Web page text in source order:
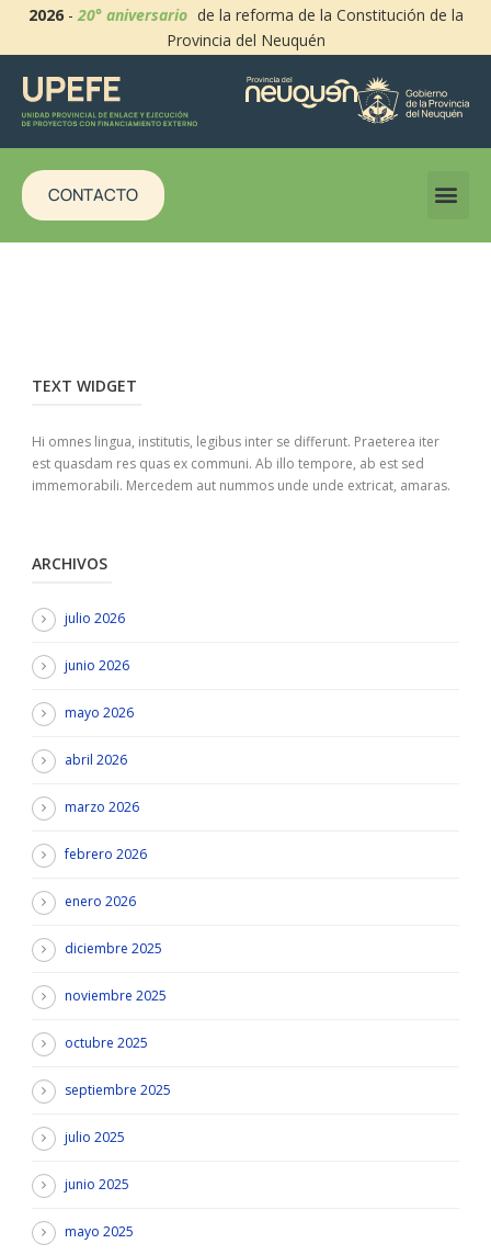
2026-20° aniversario de la reforma de la Constitución de la
Provincia del Neuquén
CONTACTO
TEXT WIDGET
Hi omnes lingua, institutis, legibus inter se differunt. Praeterea iter
est quasdam res quas ex communi. Ab illo tempore, ab est sed
immemorabili. Mercedem aut nummos unde unde extricat, amaras.
ARCHIVOS
julio 2026
junio 2026
mayo 2026
abril 2026
marzo 2026
febrero 2026
enero 2026
diciembre 2025
noviembre 2025
octubre 2025
septiembre 2025
julio 2025
junio 2025
mayo 2025